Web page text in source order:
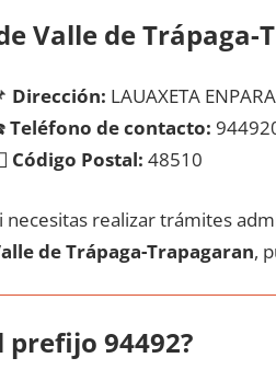
Valle dе Trápaga-
Dirección: LAUAXETA
Teléfono dе contacto:
Código Postal: 48510
necesitas realizar trámites
dе Trápaga-Trapagaran,
prefijo 94492?